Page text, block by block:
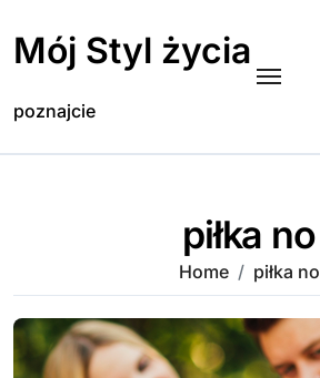
content
Mój Styl życia
poznajcie
piłka no
Home piłka no